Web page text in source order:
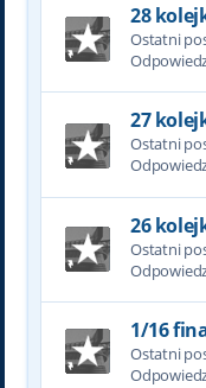
28
Ostatni
27
Ostatni
26
Ostatni
1/16
Ostatni